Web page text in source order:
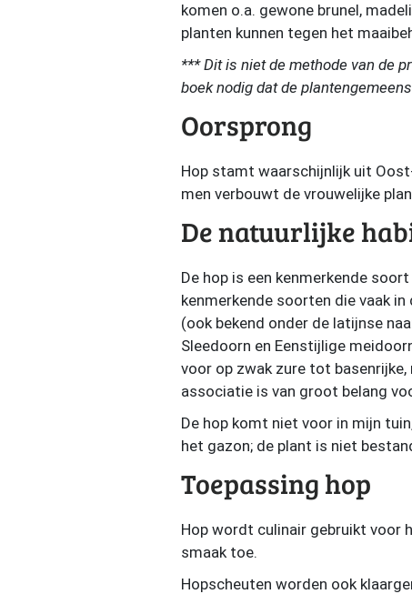
komen o.a. gewone brunel,
planten kunnen tegen het
*** Dit is niet de methode van de
boek nodig dat de
Oorsprong
Hop stamt waarschijnlijk uit
men verbouwt de vrouwelijke
De natuurlijke
De hop is een kenmerkende
kenmerkende soorten die vaak
(ook bekend onder de latijnse
Sleedoorn en Eenstijlige
voor op zwak zure tot
associatie is van groot belang
De hop komt niet voor in mijn
het gazon; de plant is niet
Toepassing hop
Hop wordt culinair gebruikt voor
smaak toe.
Hopscheuten worden ook